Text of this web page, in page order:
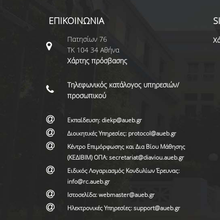
ΕΠΙΚΟΙΝΩΝΙΑ
Πατησίων 76
ΤΚ 104 34 Αθήνα
Χάρτης πρόσβασης
Τηλεφωνικός κατάλογος υπηρεσιών/
προσωπικού
Εκπαίδευση: diekp@aueb.gr
Διοικητικές Υπηρεσίες: protocol@aueb.gr
Κέντρο Επιμόρφωσης και Δια Βίου Μάθησης
(ΚΕΔΙΒΙΜ) ΟΠΑ: secretariat@diaviou.aueb.gr
Ειδικός Λογαριασμός Κονδυλίων Έρευνας:
info@rc.aueb.gr
Ιστοσελίδα: webmaster@aueb.gr
Ηλεκτρονικές Υπηρεσίες: support@aueb.gr